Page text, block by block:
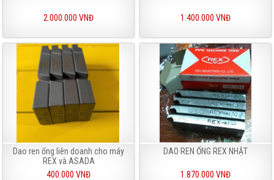
2.000.000 VNĐ 1.400.000 VNĐ
Dao ren ống liên doanh cho máy
REX và ASADA
400.000 VNĐ
DAO REN ỐNG REX NHẬT
1.870.000 VNĐ